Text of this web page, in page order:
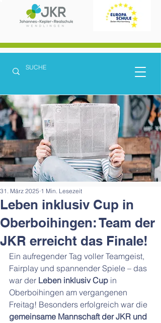
Leben inklusiv Cup in
Oberboihingen: Team der
JKR erreicht das Finale!
31. März 2025 1 Min. Lesezeit
Ein aufregender Tag voller Teamgeist,
Fairplay und spannender Spiele – das
war der Leben inklusiv Cup in
Oberboihingen am vergangenen
Freitag! Besonders erfolgreich war die
gemeinsame Mannschaft der JKR und